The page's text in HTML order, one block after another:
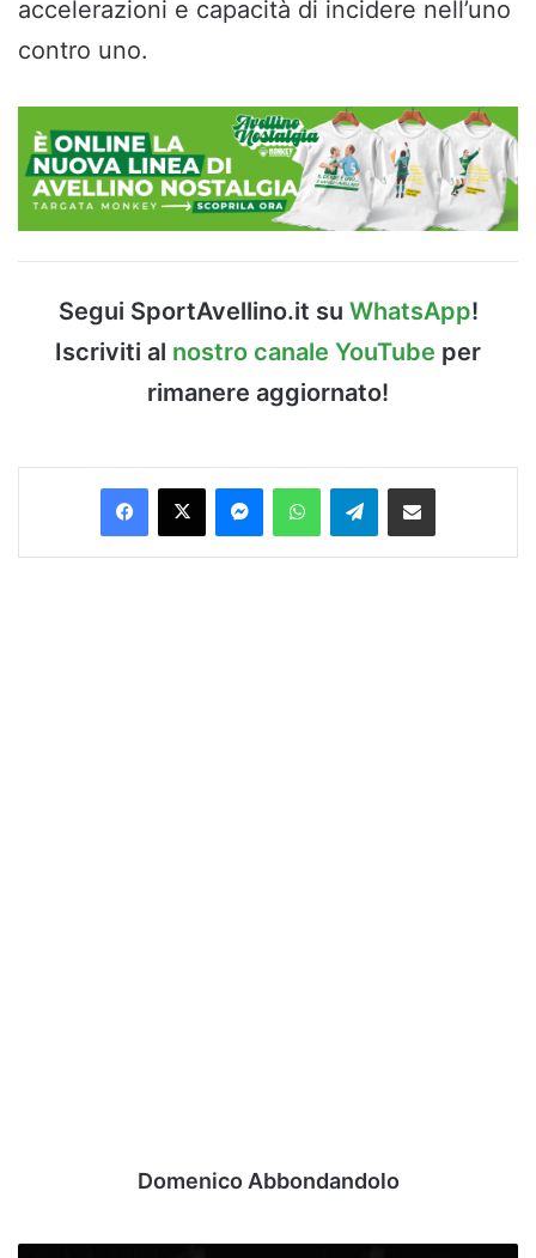
accelerazioni e capacità di incidere nell’uno
contro uno.
Segui SportAvellino.it su WhatsApp!
Iscriviti al nostro canale YouTube per
rimanere aggiornato!
Facebook
X MessengerWhatsAppTelegramCondividi via Email
Domenico Abbondandolo